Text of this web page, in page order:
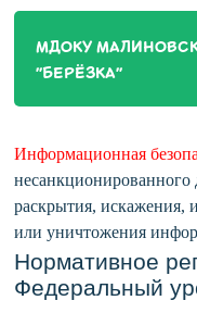
МДОКУ
"БЕРЁЗКА"
Информационная
несанкционированного
раскрытия, искажения,
или уничтожения
Нормативное
Федеральный